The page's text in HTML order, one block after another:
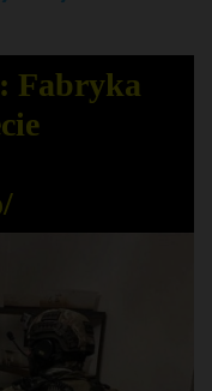
Fabryka